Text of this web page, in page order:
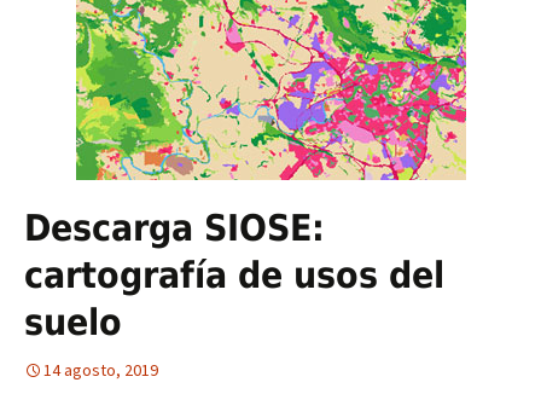
Descarga SIOSE:
cartografía de usos del
suelo
14 agosto, 2019